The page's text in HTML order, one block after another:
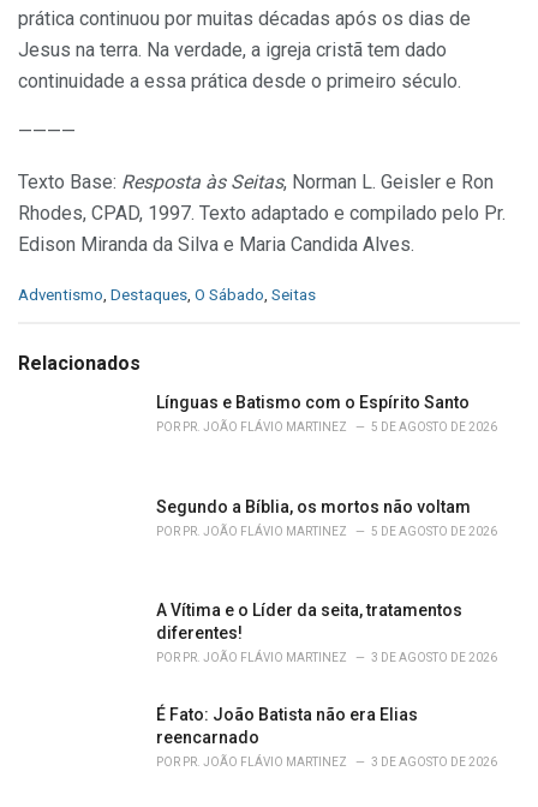
prática continuou por muitas décadas após os dias de
Jesus na terra. Na verdade, a igreja cristã tem dado
continuidade a essa prática desde o primeiro século.
————
Texto Base: Resposta às Seitas, Norman L. Geisler e Ron
Rhodes, CPAD, 1997. Texto adaptado e compilado pelo Pr.
Edison Miranda da Silva e Maria Candida Alves.
C
e
Adventismo Destaques O Sábado Seitas
Relacionados
Línguas e Batismo com o Espírito Santo
POR PR. JOÃO FLÁVIO MARTINEZ 5 DE AGOSTO DE 2026
Segundo a Bíblia, os mortos não voltam
POR PR. JOÃO FLÁVIO MARTINEZ 5 DE AGOSTO DE 2026
A Vítima e o Líder da seita, tratamentos
diferentes!
POR PR. JOÃO FLÁVIO MARTINEZ 3 DE AGOSTO DE 2026
É Fato: João Batista não era Elias
reencarnado
POR PR. JOÃO FLÁVIO MARTINEZ 3 DE AGOSTO DE 2026